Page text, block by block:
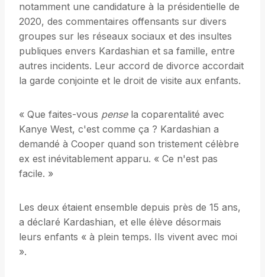
notamment une candidature à la présidentielle de
2020, des commentaires offensants sur divers
groupes sur les réseaux sociaux et des insultes
publiques envers Kardashian et sa famille, entre
autres incidents. Leur accord de divorce accordait
la garde conjointe et le droit de visite aux enfants.
« Que faites-vous pensela coparentalité avec
Kanye West, c'est comme ça ? Kardashian a
demandé à Cooper quand son tristement célèbre
ex est inévitablement apparu. « Ce n'est pas
facile. »
Les deux étaient ensemble depuis près de 15 ans,
a déclaré Kardashian, et elle élève désormais
leurs enfants « à plein temps. Ils vivent avec moi
».